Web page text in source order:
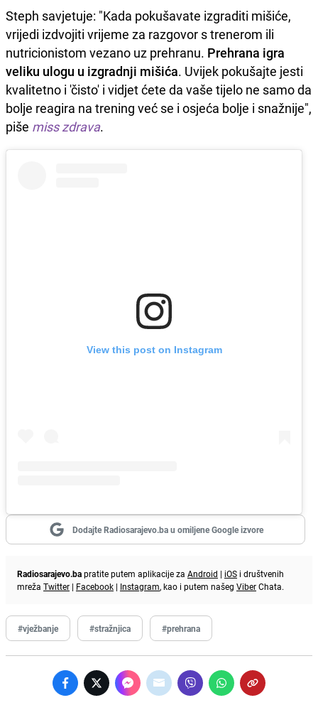
Steph savjetuje: "Kada pokušavate izgraditi mišiće,
vrijedi izdvojiti vrijeme za razgovor s trenerom ili
nutricionistom vezano uz prehranu. Prehrana igra
veliku ulogu u izgradnji mišića. Uvijek pokušajte jesti
kvalitetno i 'čisto' i vidjet ćete da vaše tijelo ne samo da
bolje reagira na trening već se i osjeća bolje i snažnije",
piše miss zdrava.
View this post on Instagram
Dodajte Radiosarajevo.ba u omiljene Google izvore
Radiosarajevo.bapratite putem aplikacije za Android | iOS i društvenih
mreža Twitter | Facebook | Instagram, kao i putem našeg ViberChata.
#vježbanje #stražnjica #prehrana